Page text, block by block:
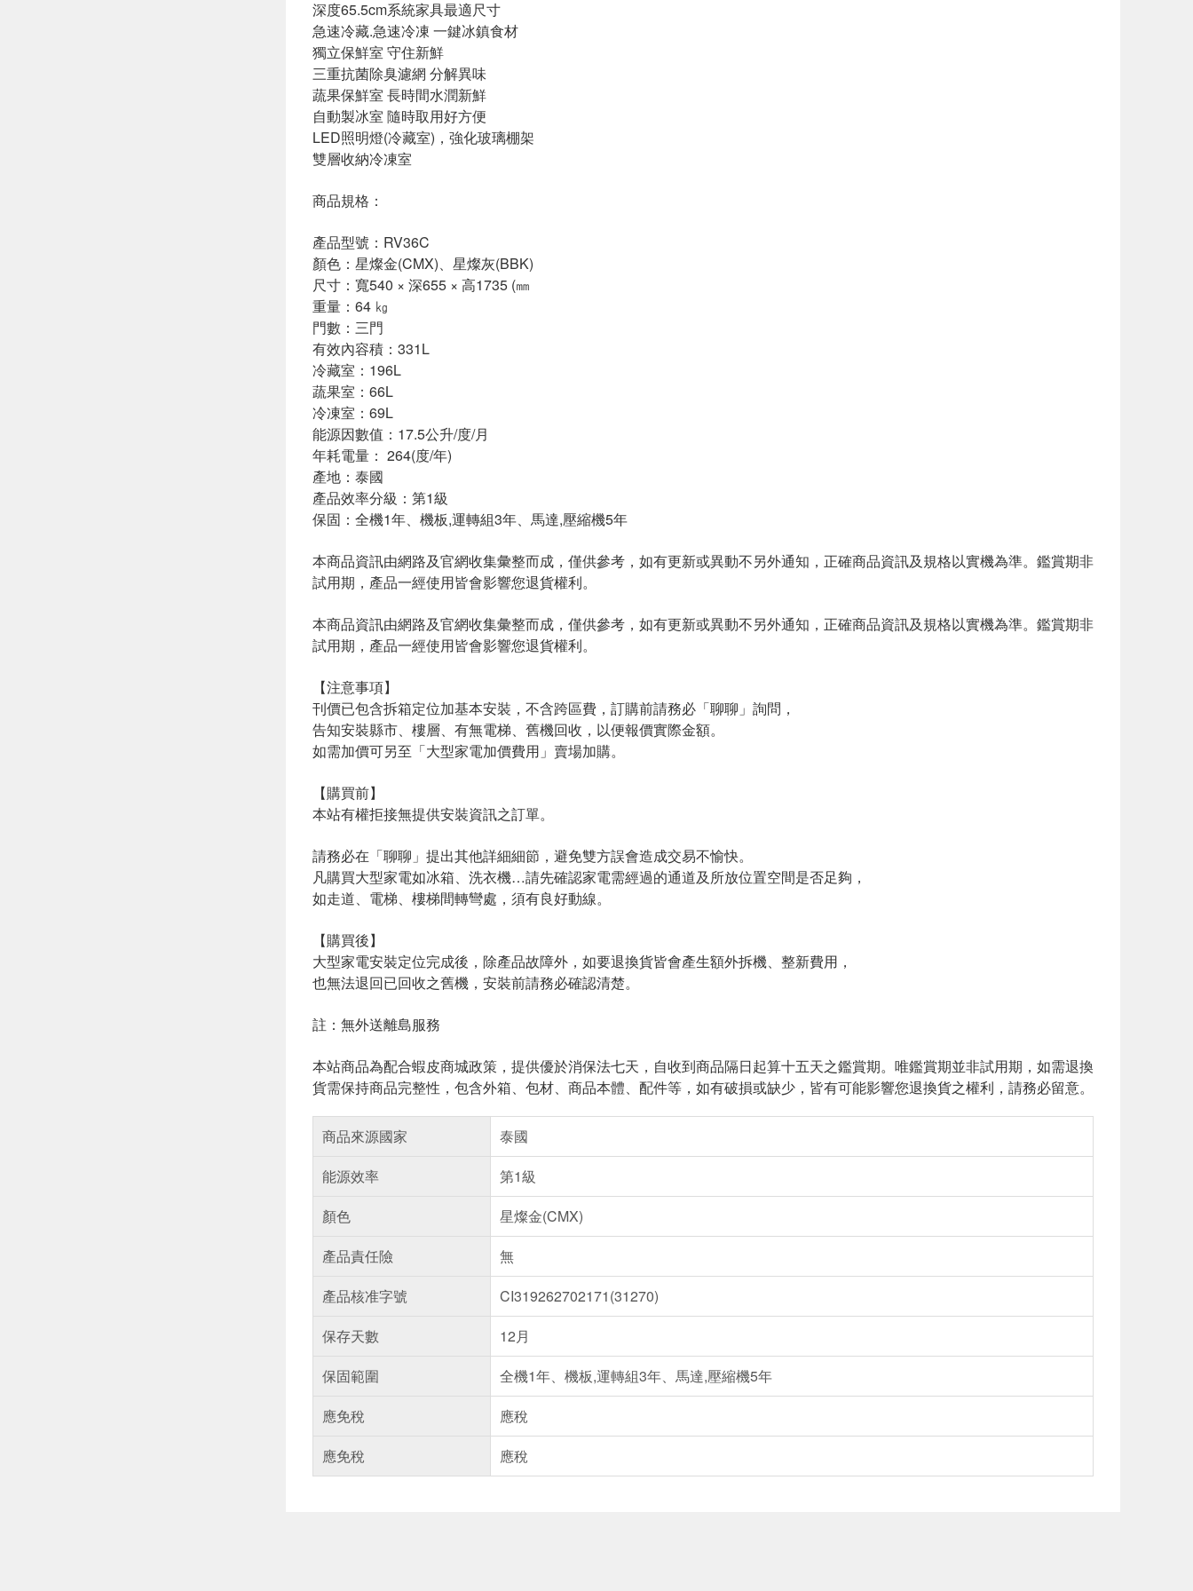
深度65.5cm系統家具最適尺寸
急速冷藏.急速冷凍 一鍵冰鎮食材
獨立保鮮室 守住新鮮
三重抗菌除臭濾網 分解異味
蔬果保鮮室 長時間水潤新鮮
自動製冰室 隨時取用好方便
LED照明燈(冷藏室)，強化玻璃棚架
雙層收納冷凍室
商品規格：
產品型號：RV36C
顏色：星燦金(CMX)、星燦灰(BBK)
尺寸：寬540 × 深655 × 高1735 (㎜
重量：64 ㎏
門數：三門
有效內容積：331L
冷藏室：196L
蔬果室：66L
冷凍室：69L
能源因數值：17.5公升/度/月
年耗電量： 264(度/年)
產地：泰國
產品效率分級：第1級
保固：全機1年、機板,運轉組3年、馬達,壓縮機5年
本商品資訊由網路及官網收集彙整而成，僅供參考，如有更新或異動不另外通知，正確商品資訊及規格以實機為準。鑑賞期非
試用期，產品一經使用皆會影響您退貨權利。
本商品資訊由網路及官網收集彙整而成，僅供參考，如有更新或異動不另外通知，正確商品資訊及規格以實機為準。鑑賞期非
試用期，產品一經使用皆會影響您退貨權利。
【注意事項】
刊價已包含拆箱定位加基本安裝，不含跨區費，訂購前請務必「聊聊」詢問，
告知安裝縣市、樓層、有無電梯、舊機回收，以便報價實際金額。
如需加價可另至「大型家電加價費用」賣場加購。
【購買前】
本站有權拒接無提供安裝資訊之訂單。
請務必在「聊聊」提出其他詳細細節，避免雙方誤會造成交易不愉快。
凡購買大型家電如冰箱、洗衣機…請先確認家電需經過的通道及所放位置空間是否足夠，
如走道、電梯、樓梯間轉彎處，須有良好動線。
【購買後】
大型家電安裝定位完成後，除產品故障外，如要退換貨皆會產生額外拆機、整新費用，
也無法退回已回收之舊機，安裝前請務必確認清楚。
註：無外送離島服務
本站商品為配合蝦皮商城政策，提供優於消保法七天，自收到商品隔日起算十五天之鑑賞期。唯鑑賞期並非試用期，如需退換
貨需保持商品完整性，包含外箱、包材、商品本體、配件等，如有破損或缺少，皆有可能影響您退換貨之權利，請務必留意。
商品來源國家
泰國
能源效率
第1級
顏色
星燦金(CMX)
產品責任險
無
產品核准字號
CI319262702171(31270)
保存天數
12月
保固範圍
全機1年、機板,運轉組3年、馬達,壓縮機5年
應免稅
應稅
應免稅
應稅